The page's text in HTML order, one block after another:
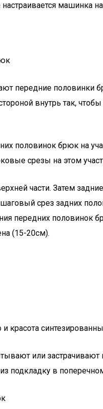
машинка
передние половинки
внутрь так,
половинок брюк на
срезы на этом
части. Затем
срез задних
передних половинок
(15-20см).
красота
или
подкладку в